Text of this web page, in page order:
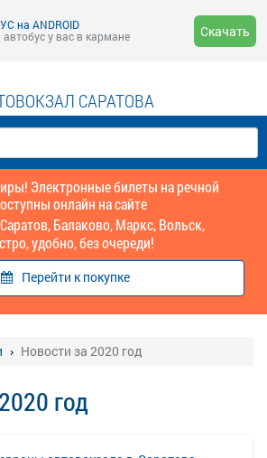
на ANDROID
у вас в кармане
Скачать
САРАТОВА
Электронные билеты на речной
онлайн на сайте
Саратов, Балаково, Маркс, Вольск,
удобно, без очереди!
Перейти к покупке
Новости за 2020 год
год